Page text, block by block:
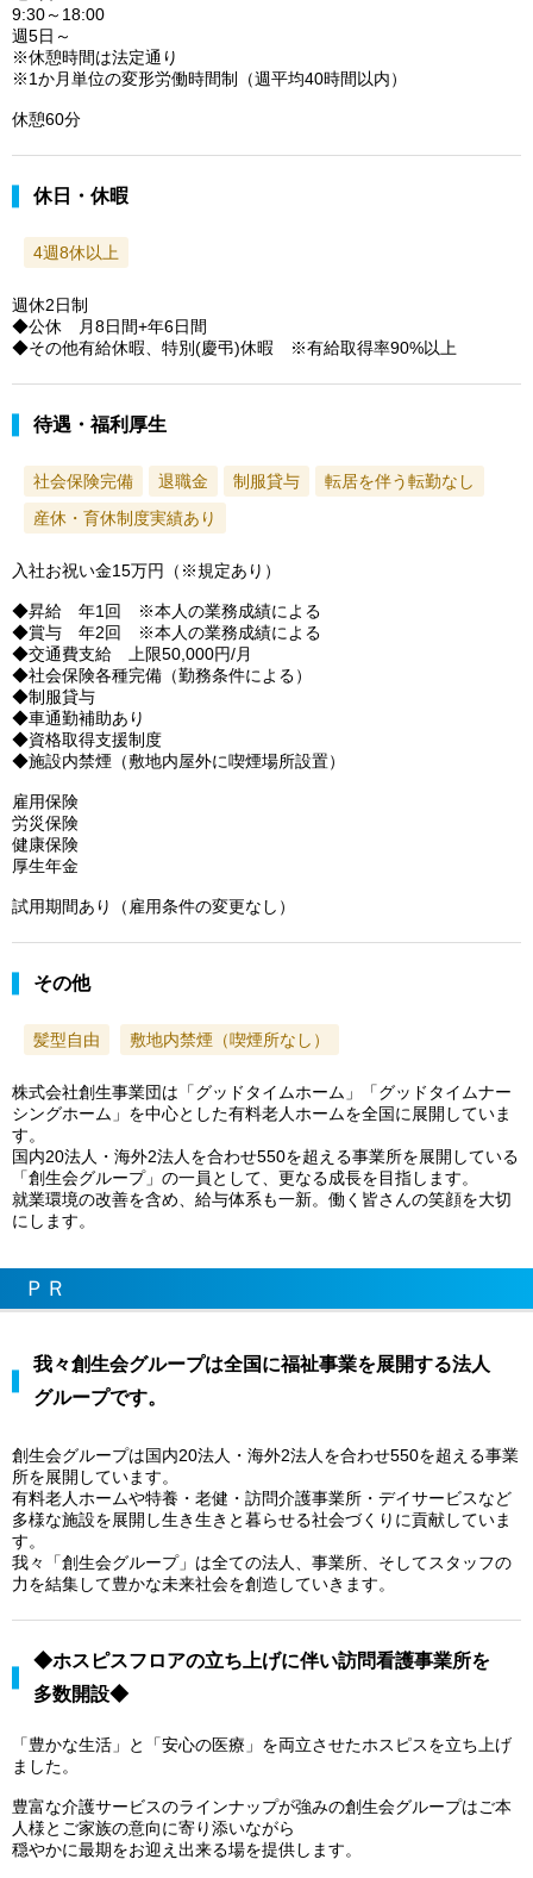
9:30～18:00
週5日～
※休憩時間は法定通り
※1か月単位の変形労働時間制（週平均40時間以内）
休憩60分
休日・休暇
4週8休以上
週休2日制
◆公休 月8日間+年6日間
◆その他有給休暇、特別(慶弔)休暇 ※有給取得率90%以上
待遇・福利厚生
社会保険完備 退職金 制服貸与
転居を伴う転勤なし
産休・育休制度実績あり
入社お祝い金15万円（※規定あり）
◆昇給 年1回 ※本人の業務成績による
◆賞与 年2回 ※本人の業務成績による
◆交通費支給 上限50,000円/月
◆社会保険各種完備（勤務条件による）
◆制服貸与
◆車通勤補助あり
◆資格取得支援制度
◆施設内禁煙（敷地内屋外に喫煙場所設置）
雇用保険
労災保険
健康保険
厚生年金
試用期間あり（雇用条件の変更なし）
その他
髪型自由 敷地内禁煙（喫煙所なし）
株式会社創生事業団は「グッドタイムホーム」「グッドタイムナー
シングホーム」を中心とした有料老人ホームを全国に展開していま
す。
国内20法人・海外2法人を合わせ550を超える事業所を展開している
「創生会グループ」の一員として、更なる成長を目指します。
就業環境の改善を含め、給与体系も一新。働く皆さんの笑顔を大切
にします。
ＰＲ
我々創生会グループは全国に福祉事業を展開する法人
グループです。
創生会グループは国内20法人・海外2法人を合わせ550を超える事業
所を展開しています。
有料老人ホームや特養・老健・訪問介護事業所・デイサービスなど
多様な施設を展開し生き生きと暮らせる社会づくりに貢献していま
す。
我々「創生会グループ」は全ての法人、事業所、そしてスタッフの
力を結集して豊かな未来社会を創造していきます。
◆ホスピスフロアの立ち上げに伴い訪問看護事業所を
多数開設◆
「豊かな生活」と「安心の医療」を両立させたホスピスを立ち上げ
ました。
豊富な介護サービスのラインナップが強みの創生会グループはご本
人様とご家族の意向に寄り添いながら
穏やかに最期をお迎え出来る場を提供します。